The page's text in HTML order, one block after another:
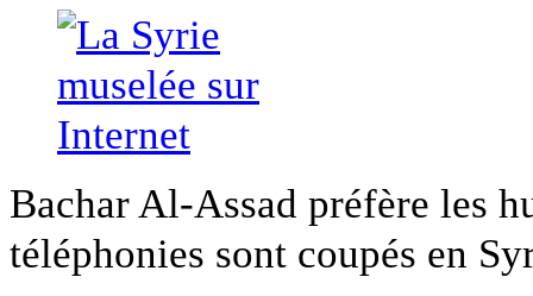
Bachar Al-Assad préfère les
téléphonies sont coupés en